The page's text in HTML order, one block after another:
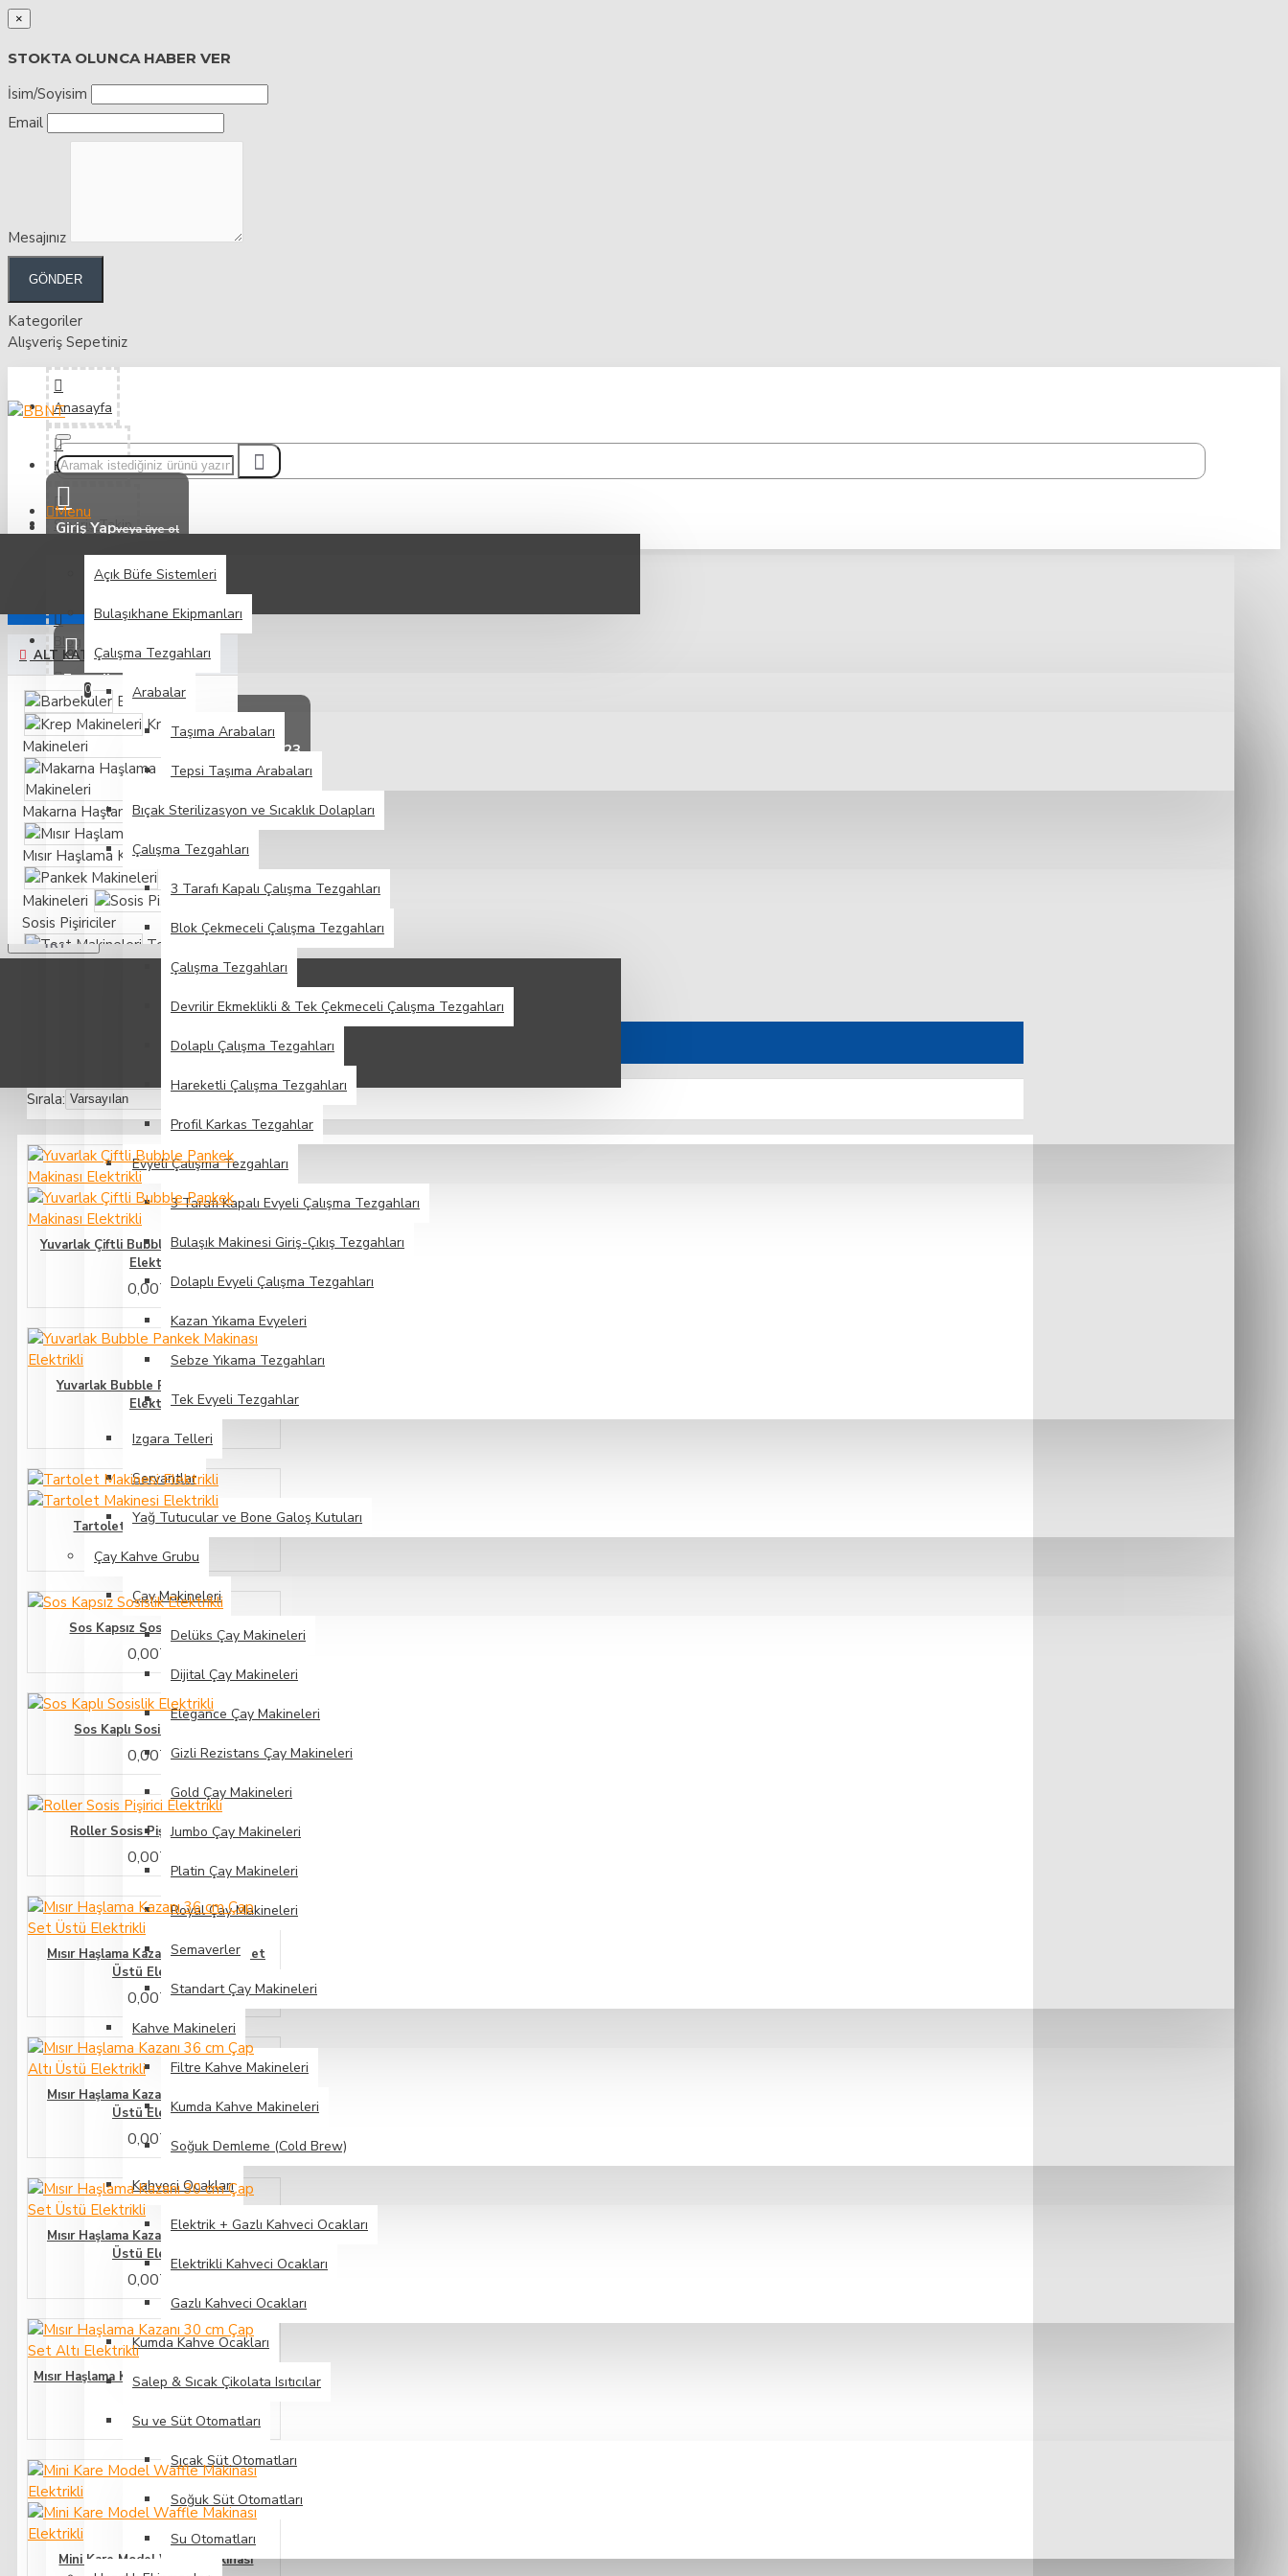
×
STOKTA OLUNCA HABER VER
İsim/Soyisim
Email
Mesajınız
GÖNDER
Kategoriler
Alışveriş Sepetiniz
Anasayfa
Hakkımızda
Sipariş Takip
Teslimat ve Kargolama Bilgileri
Blog
İletişim
Facebook
Instagram
Whatsapp
TL
TÜRK LIRASI
TRY
Giriş Yapveya üye ol
Favorilerim
0
Müşteri Hizmetleri 0043 660 1517 123
Menu
Açık Büfe Sistemleri
Bulaşıkhane Ekipmanları
Çalışma Tezgahları
Arabalar
Taşıma Arabaları
Tepsi Taşıma Arabaları
Bıçak Sterilizasyon ve Sıcaklık Dolapları
Çalışma Tezgahları
3 Tarafı Kapalı Çalışma Tezgahları
Blok Çekmeceli Çalışma Tezgahları
Çalışma Tezgahları
Devrilir Ekmeklikli & Tek Çekmeceli Çalışma Tezgahları
Dolaplı Çalışma Tezgahları
Hareketli Çalışma Tezgahları
Profil Karkas Tezgahlar
Evyeli Çalışma Tezgahları
3 Tarafı Kapalı Evyeli Çalışma Tezgahları
Bulaşık Makinesi Giriş-Çıkış Tezgahları
Dolaplı Evyeli Çalışma Tezgahları
Kazan Yıkama Evyeleri
Sebze Yıkama Tezgahları
Tek Evyeli Tezgahlar
Izgara Telleri
Servantlar
Yağ Tutucular ve Bone Galoş Kutuları
Çay Kahve Grubu
Çay Makineleri
Delüks Çay Makineleri
Dijital Çay Makineleri
Elegance Çay Makineleri
Gizli Rezistans Çay Makineleri
Gold Çay Makineleri
Jumbo Çay Makineleri
Platin Çay Makineleri
Royal Çay Makineleri
Semaverler
Standart Çay Makineleri
Kahve Makineleri
Filtre Kahve Makineleri
Kumda Kahve Makineleri
Soğuk Demleme (Cold Brew)
Kahveci Ocakları
Elektrik + Gazlı Kahveci Ocakları
Elektrikli Kahveci Ocakları
Gazlı Kahveci Ocakları
Kumda Kahve Ocakları
Salep & Sıcak Çikolata Isıtıcılar
Su ve Süt Otomatları
Sıcak Süt Otomatları
Soğuk Süt Otomatları
Su Otomatları
ALT KATEGORILER
Barbeküler
Krep
Makineleri
Makarna Haşlama Makineleri
Mısır Haşlama Kazanları
Makineleri
Sosis Pişiriciler
Tost
Sırala:
Yuvarlak Çiftli Bubble Pankek Makinası
Elektrikli
0,00TL
Yuvarlak Bubble Pankek Makinası
Elektrikli
0,00TL
Tartolet Makinesi Elektrikli
0,00TL
Sos Kapsız Sosislik Elektrikli
0,00TL
Sos Kaplı Sosislik Elektrikli
0,00TL
Roller Sosis Pişirici Elektrikli
0,00TL
Mısır Haşlama Kazanı 36 cm Çap Set
Üstü Elektrikli
0,00TL
Mısır Haşlama Kazanı 36 cm Çap Altı
Üstü Elektrikli
0,00TL
Mısır Haşlama Kazanı 30 cm Çap Set
Üstü Elektrikli
0,00TL
Mısır Haşlama Kazanı 30 cm Çap Set Altı
Elektrikli
0,00TL
Mini Kare Model Waffle Makinası